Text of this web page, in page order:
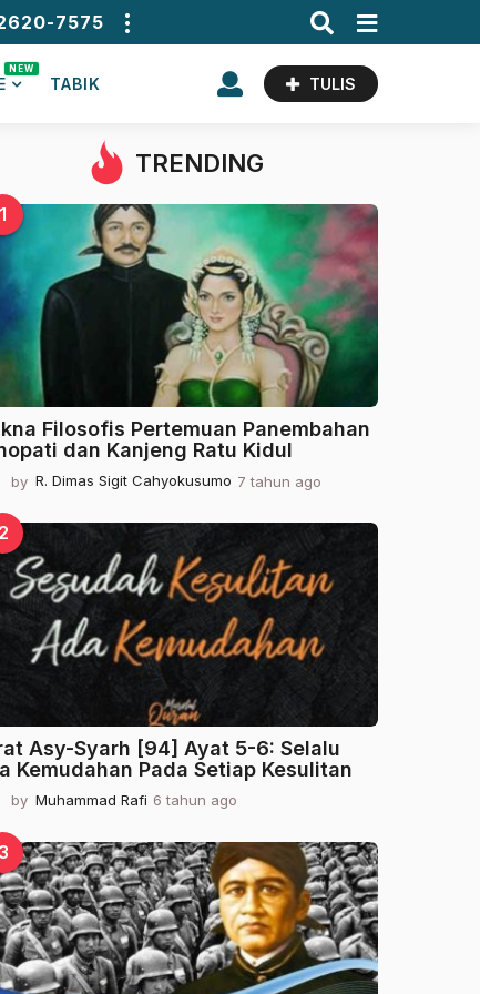
7575
NEW
TABIK TULIS
TRENDING
1
Filosofis Pertemuan Panembahan
dan Kanjeng Ratu Kidul
by R. Dimas Sigit Cahyokusumo 7 tahun ago
a
h
n
a
o
2
Asy-Syarh [94] Ayat 5-6: Selalu
Kemudahan Pada Setiap Kesulitan
by Muhammad Rafi 6 tahun ago
a
h
u
n
a
g
o
3